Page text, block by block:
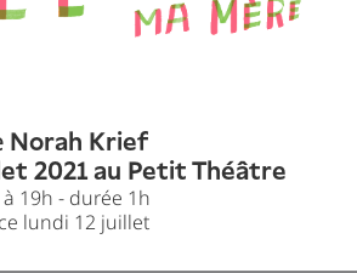
Norah Krief
2021 au Petit Théâtre
19h - durée 1h
lundi 12 juillet